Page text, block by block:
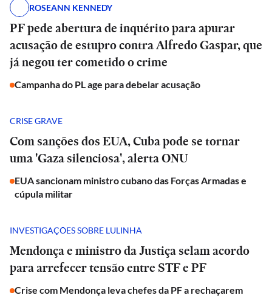
ROSEANN KENNEDY
PF pede abertura de inquérito para apurar
acusação de estupro contra Alfredo Gaspar, que
já negou ter cometido o crime
Campanha do PL age para debelar acusação
CRISE GRAVE
Com sanções dos EUA, Cuba pode se tornar
uma 'Gaza silenciosa', alerta ONU
EUA sancionam ministro cubano das Forças Armadas e
cúpula militar
INVESTIGAÇÕES SOBRE LULINHA
Mendonça e ministro da Justiça selam acordo
para arrefecer tensão entre STF e PF
Crise com Mendonça leva chefes da PF a rechaçarem